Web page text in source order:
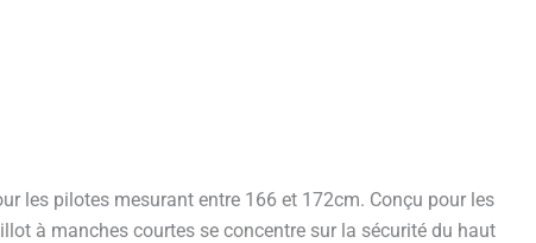
les pilotes mesurant entre 166 et 172cm. Conçu pour les
à manches courtes se concentre sur la sécurité du haut